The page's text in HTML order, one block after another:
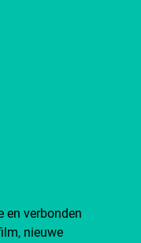
en verbonden
nieuwe